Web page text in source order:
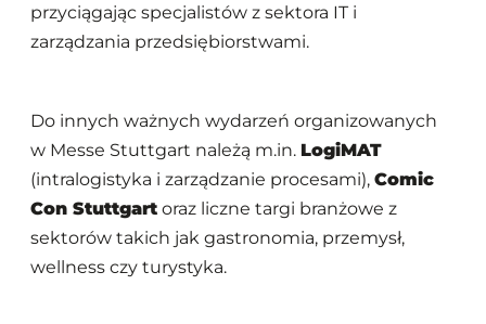
przyciągając specjalistów z sektora IT i
zarządzania przedsiębiorstwami.
Do innych ważnych wydarzeń organizowanych
w Messe Stuttgart należą m.in. LogiMAT
(intralogistyka i zarządzanie procesami), Comic
Con Stuttgart oraz liczne targi branżowe z
sektorów takich jak gastronomia, przemysł,
wellness czy turystyka.